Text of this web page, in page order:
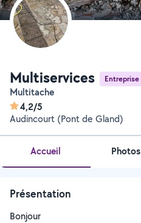
Multiservices Entreprise
Multitache
4,2/5
Audincourt (Pont de Gland)
Accueil Photos
Présentation
Bonjour